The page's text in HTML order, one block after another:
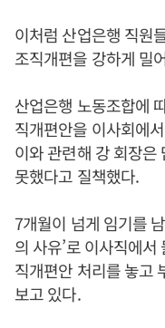
이처럼 산업은행 직원
조직개편을 강하게 밀
산업은행 노동조합에
직개편안을 이사회에
이와 관련해 강 회장은
못했다고 질책했다.
7개월이 넘게 임기를
의 사유’로 이사직에
직개편안 처리를 놓고
보고 있다.